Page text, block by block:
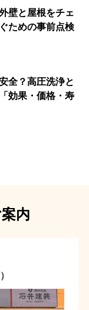
壁と屋根をチェ
ための事前点検
全？高圧洗浄と
効果・価格・寿
内